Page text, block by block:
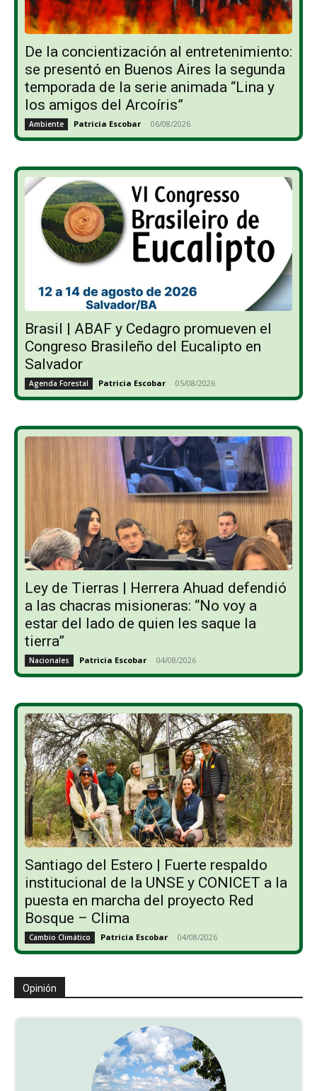
De la concientización al entretenimiento:
se presentó en Buenos Aires la segunda
temporada de la serie animada “Lina y
los amigos del Arcoíris”
Ambiente Patricia Escobar - 06/08/2026
Brasil | ABAF y Cedagro promueven el
Congreso Brasileño del Eucalipto en
Salvador
Agenda Forestal Patricia Escobar - 05/08/2026
Ley de Tierras | Herrera Ahuad defendió
a las chacras misioneras: “No voy a
estar del lado de quien les saque la
tierra”
Nacionales Patricia Escobar - 04/08/2026
Santiago del Estero | Fuerte respaldo
institucional de la UNSE y CONICET a la
puesta en marcha del proyecto Red
Bosque – Clima
Cambio Climático Patricia Escobar - 04/08/2026
Opinión